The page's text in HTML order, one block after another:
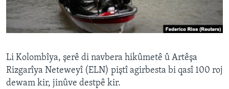
ÇAND Û HUNER
SERNIVÎS
Learning English
Li Kolombîya, şerê di navbera hikûmetê û Artêşa
Rizgarîya Neteweyî (ELN) piştî agirbesta bi qasî 100 roj
dewam kir, jinûve destpê kir.